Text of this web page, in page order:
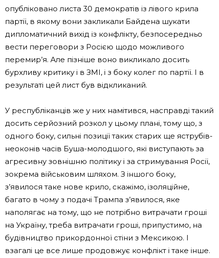
опубліковано листа 30 демократів із лівого крила
партії, в якому вони закликали Байдена шукати
дипломатичний вихід із конфлікту, безпосередньо
вести переговори з Росією щодо можливого
перемир’я. Але пізніше воно викликало досить
бурхливу критику і в ЗМІ, і з боку колег по партії. І в
результаті цей лист був відкликаний.
У республіканців же у них намітився, насправді такий
досить серйозний розкол у цьому плані, тому що, з
одного боку, сильні позиції таких старих ще яструбів-
неоконів часів Буша-молодшого, які виступають за
агресивну зовнішню політику і за стримування Росії,
зокрема військовим шляхом. З іншого боку,
з’явилося таке нове крило, скажімо, ізоляційне,
багато в чому з подачі Трампа з’явилося, яке
наполягає на тому, що не потрібно витрачати гроші
на Україну, треба витрачати гроші, припустимо, на
будівництво прикордонної стіни з Мексикою. І
взагалі це все лише продовжує конфлікт і таке інше.